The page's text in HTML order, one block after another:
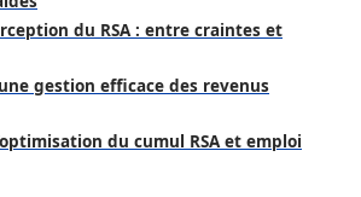
du RSA : entre craintes et
gestion efficace des revenus
du cumul RSA et emploi